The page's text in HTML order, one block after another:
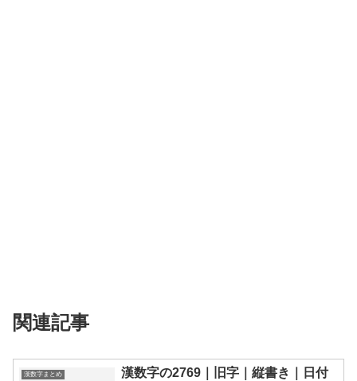
関連記事
漢数字まとめ
漢数字の2769｜旧字｜縦書き｜日付